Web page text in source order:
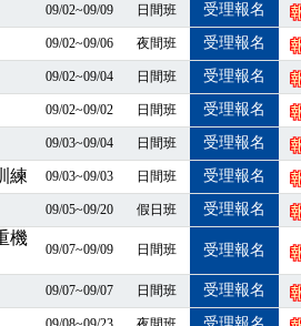
正確性！
課及測驗時間將另行通知
困難！快來祐昕學院官網看看吧！
管」及「潛水作業主管」安全衛生教育
研討會
補課及測驗時間將另行通知
錢補助學費，請您上課，開始囉~~
09/02~09/09 日間班 受理報名
09/02~09/06 夜間班 受理報名
09/02~09/04 日間班 受理報名
09/02~09/02 日間班 受理報名
09/03~09/04 日間班 受理報名
練 09/03~09/03 日間班 受理報名
09/05~09/20 假日班 受理報名
機
09/07~09/09 日間班 受理報名
09/07~09/07 日間班 受理報名